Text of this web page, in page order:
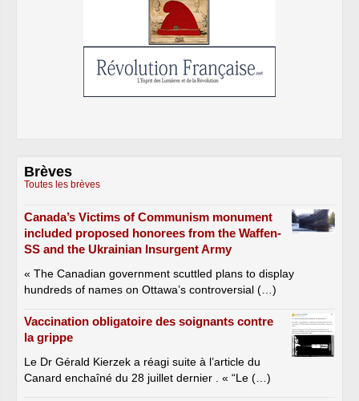
Brèves
Toutes les brèves
Canada’s Victims of Communism monument
included proposed honorees from the Waffen-
SS and the Ukrainian Insurgent Army
« The Canadian government scuttled plans to display
hundreds of names on Ottawa’s controversial (…)
Vaccination obligatoire des soignants contre
la grippe
Le Dr Gérald Kierzek a réagi suite à l’article du
Canard enchaîné du 28 juillet dernier . « “Le (…)